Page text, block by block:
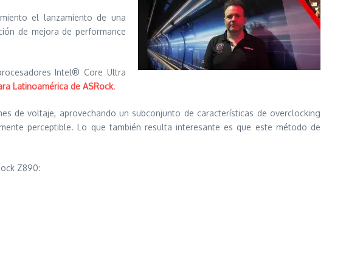
el lanzamiento de una
de mejora de performance
Intel® Core Ultra
Latinoamérica de ASRock.
de voltaje, aprovechando un subconjunto de características de overclocking
perceptible. Lo que también resulta interesante es que este método de
Z890: